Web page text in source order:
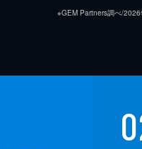
※GEM Partners調べ/2026